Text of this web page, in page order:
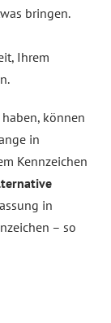
bringen.
Ihrem
können
in
Kennzeichen
in
– so